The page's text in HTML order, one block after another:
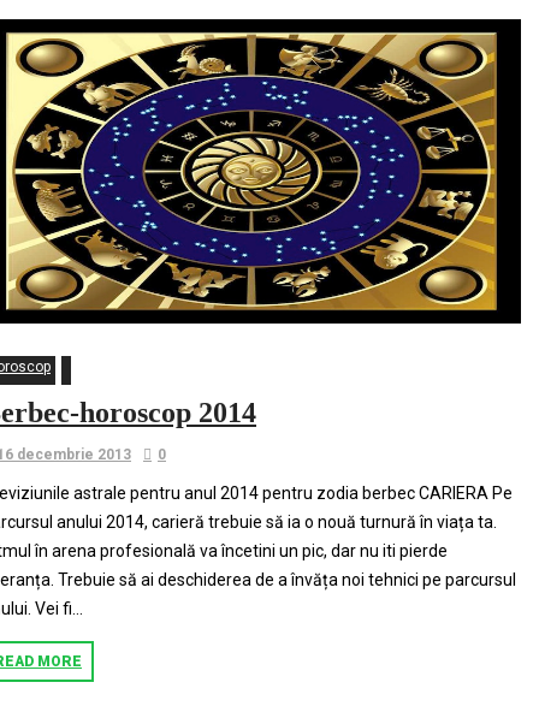
horoscop 2014
decembrie 2013 0
astrale pentru anul 2014 pentru zodia berbec CARIERA Pe
anului 2014, carieră trebuie să ia o nouă turnură în viața ta.
în arena profesională va încetini un pic, dar nu iti pierde
Trebuie să ai deschiderea de a învăța noi tehnici pe parcursul
Vei fi...
MORE